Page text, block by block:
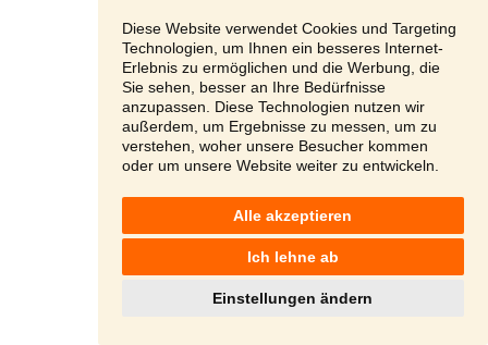
Diese Website verwendet Cookies und Targeting
Technologien, um Ihnen ein besseres Internet-
Erlebnis zu ermöglichen und die Werbung, die
Sie sehen, besser an Ihre Bedürfnisse
anzupassen. Diese Technologien nutzen wir
außerdem, um Ergebnisse zu messen, um zu
verstehen, woher unsere Besucher kommen
oder um unsere Website weiter zu entwickeln.
Alle akzeptieren
Ich lehne ab
Einstellungen ändern